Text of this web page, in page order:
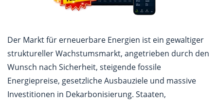
Der Markt für erneuerbare Energien ist ein gewaltiger
struktureller Wachstumsmarkt, angetrieben durch den
Wunsch nach Sicherheit, steigende fossile
Energiepreise, gesetzliche Ausbauziele und massive
Investitionen in Dekarbonisierung. Staaten,